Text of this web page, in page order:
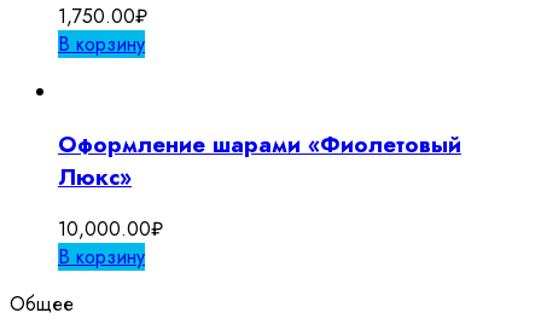
1,750.00₽
В корзину
Оформление шарами «Фиолетовый
Люкс»
10,000.00₽
В корзину
Общее